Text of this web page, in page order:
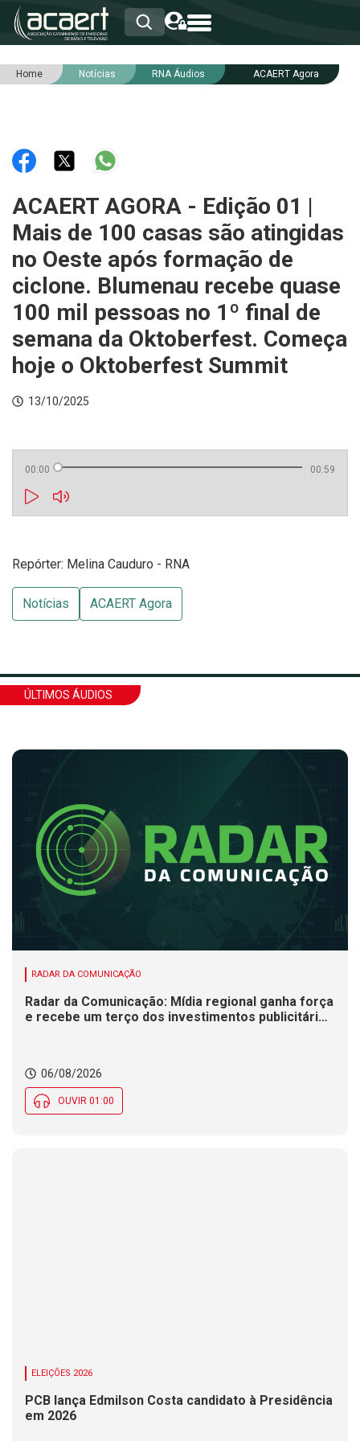
HOME
RNA
NOTÍCIAS
INTEGRIDADE
Home Notícias RNA Áudios ACAERT Agora
ACAERT AGORA - Edição 01 |
Mais de 100 casas são atingidas
no Oeste após formação de
ciclone. Blumenau recebe quase
100 mil pessoas no 1º final de
semana da Oktoberfest. Começa
hoje o Oktoberfest Summit
13/10/2025
00:00 00:59
Repórter: Melina Cauduro - RNA
Notícias ACAERT Agora
ÚLTIMOS ÁUDIOS
RADAR DA COMUNICAÇÃO
Radar da Comunicação: Mídia regional ganha força
e recebe um terço dos investimentos publicitários
06/08/2026
OUVIR 01:00
ELEIÇÕES 2026
PCB lança Edmilson Costa candidato à Presidência
em 2026